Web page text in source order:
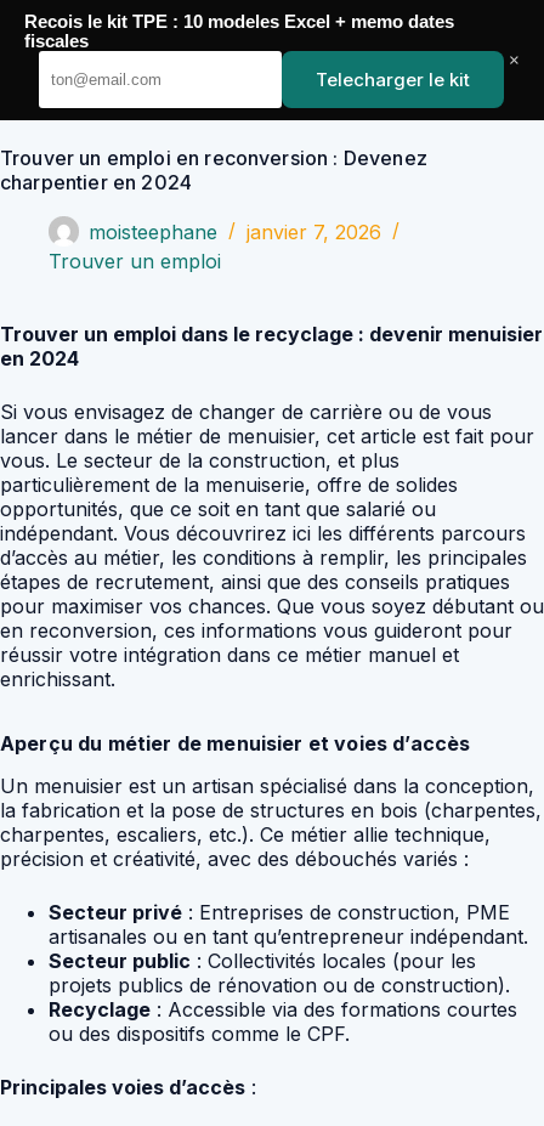
Passer
contenu
YoupiJobs
Trouver un emploi en reconversion : Devenez
charpentier en 2024
moisteephane
janvier 7, 2026
Trouver un emploi
Trouver un emploi dans le recyclage : devenir menuisier
en 2024
Si vous envisagez de changer de carrière ou de vous
lancer dans le métier de menuisier, cet article est fait pour
vous. Le secteur de la construction, et plus
particulièrement de la menuiserie, offre de solides
opportunités, que ce soit en tant que salarié ou
indépendant. Vous découvrirez ici les différents parcours
d’accès au métier, les conditions à remplir, les principales
étapes de recrutement, ainsi que des conseils pratiques
pour maximiser vos chances. Que vous soyez débutant ou
en reconversion, ces informations vous guideront pour
réussir votre intégration dans ce métier manuel et
enrichissant.
Aperçu du métier de menuisier et voies d’accès
Un menuisier est un artisan spécialisé dans la conception,
la fabrication et la pose de structures en bois (charpentes,
charpentes, escaliers, etc.). Ce métier allie technique,
précision et créativité, avec des débouchés variés :
Secteur privé : Entreprises de construction, PME
artisanales ou en tant qu’entrepreneur indépendant.
Secteur public : Collectivités locales (pour les
projets publics de rénovation ou de construction).
Recyclage : Accessible via des formations courtes
ou des dispositifs comme le CPF.
Principales voies d’accès :
Recois le kit TPE : 10 modeles Excel + memo dates
fiscales
Telecharger le kit
×